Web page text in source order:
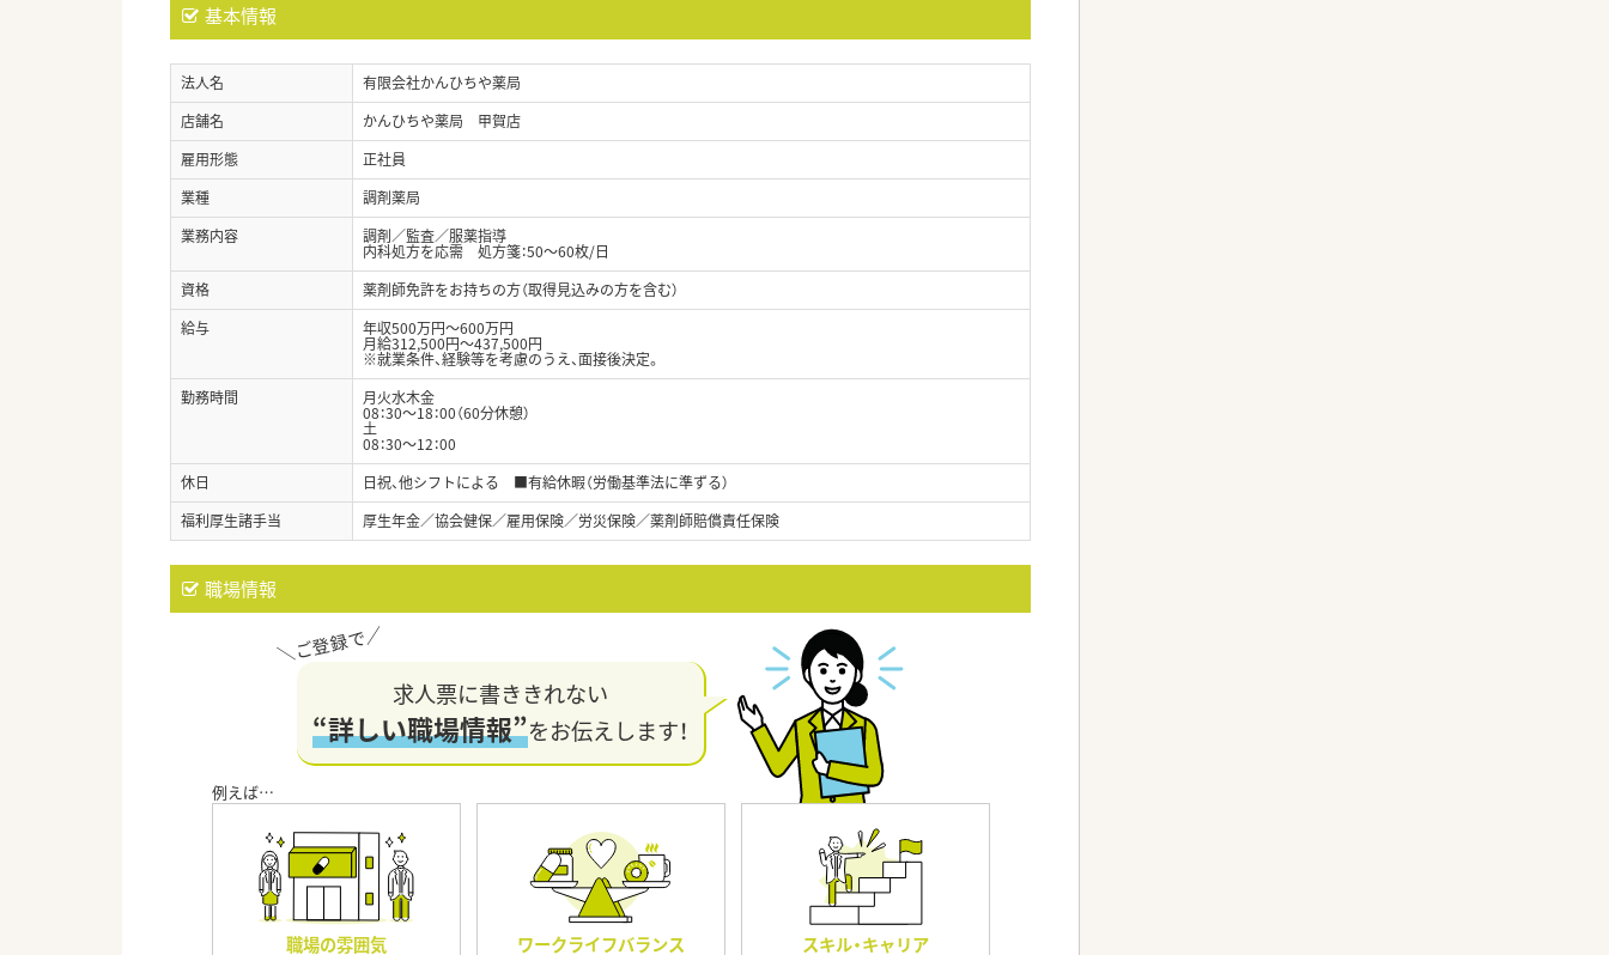
基本情報
法人名
有限会社かんひちや薬局
店舗名
かんひちや薬局 甲賀店
雇用形態
正社員
業種
調剤薬局
業務内容
調剤／監査／服薬指導
内科処方を応需 処方箋：50～60枚/日
資格
薬剤師免許をお持ちの方（取得見込みの方を含む）
給与
年収500万円～600万円
月給312,500円～437,500円
※就業条件、経験等を考慮のうえ、面接後決定。
勤務時間
月火水木金
08：30～18：00（60分休憩）
土
08：30〜12：00
休日
日祝、他シフトによる ■有給休暇（労働基準法に準ずる）
福利厚生諸手当
厚生年金／協会健保／雇用保険／労災保険／薬剤師賠償責任保険
職場情報
求人票に書ききれない
“詳しい職場情報”をお伝えします！
職場の雰囲気 ワークライフバランス スキル・キャリア